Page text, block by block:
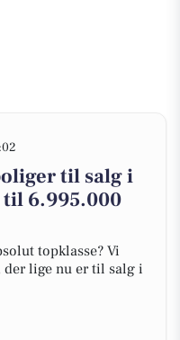
til salg i
6.995.000
topklasse? Vi
der lige nu er til salg i